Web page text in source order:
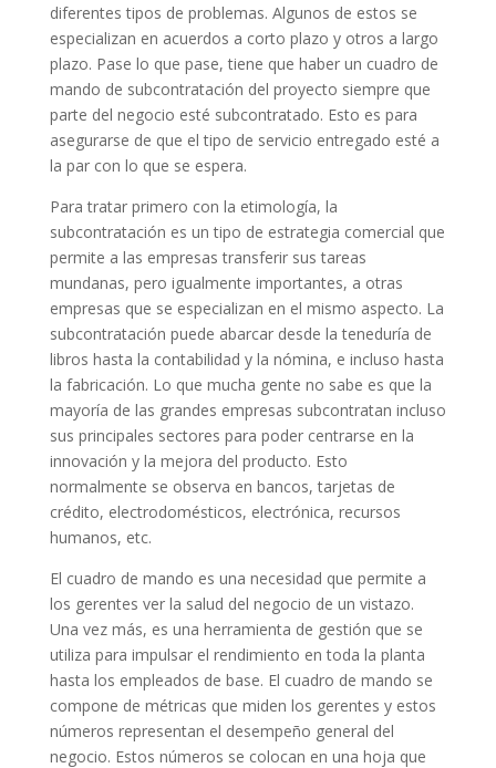
diferentes tipos de problemas. Algunos de estos se
especializan en acuerdos a corto plazo y otros a largo
plazo. Pase lo que pase, tiene que haber un cuadro de
mando de subcontratación del proyecto siempre que
parte del negocio esté subcontratado. Esto es para
asegurarse de que el tipo de servicio entregado esté a
la par con lo que se espera.
Para tratar primero con la etimología, la
subcontratación es un tipo de estrategia comercial que
permite a las empresas transferir sus tareas
mundanas, pero igualmente importantes, a otras
empresas que se especializan en el mismo aspecto. La
subcontratación puede abarcar desde la teneduría de
libros hasta la contabilidad y la nómina, e incluso hasta
la fabricación. Lo que mucha gente no sabe es que la
mayoría de las grandes empresas subcontratan incluso
sus principales sectores para poder centrarse en la
innovación y la mejora del producto. Esto
normalmente se observa en bancos, tarjetas de
crédito, electrodomésticos, electrónica, recursos
humanos, etc.
El cuadro de mando es una necesidad que permite a
los gerentes ver la salud del negocio de un vistazo.
Una vez más, es una herramienta de gestión que se
utiliza para impulsar el rendimiento en toda la planta
hasta los empleados de base. El cuadro de mando se
compone de métricas que miden los gerentes y estos
números representan el desempeño general del
negocio. Estos números se colocan en una hoja que